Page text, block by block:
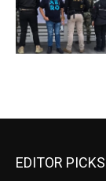
EDITOR PICKS